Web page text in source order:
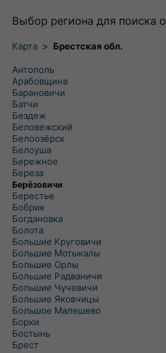
Выбор региона для поиска
Карта > Брестская обл.
Антополь
Арабовщина
Барановичи
Батчи
Бездеж
Беловежский
Белоозёрск
Белоуша
Бережное
Береза
Берёзовичи
Берестье
Бобрик
Богдановка
Болота
Большие Круговичи
Большие Мотыкалы
Большие Орлы
Большие Радваничи
Большие Чучевичи
Большие Яковчицы
Большое Малешево
Борки
Бостынь
Брест